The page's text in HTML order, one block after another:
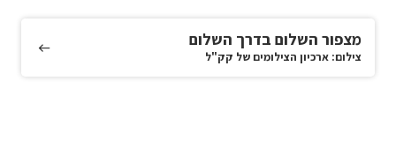
מצפור השלום בדרך השלום
צילום: ארכיון הצילומים של קק"ל